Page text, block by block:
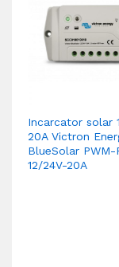
Incarcator solar
20A Victron
BlueSolar PWM-
12/24V-20A